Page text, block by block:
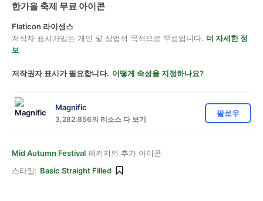
한가을 축제 무료 아이콘
Flaticon 라이센스
저작자 표시가있는 개인 및 상업적 목적으로 무료입니다. 더 자세한 정
보
저작권자 표시가 필요합니다. 어떻게 속성을 지정하나요?
Magnific
3,282,856의 리소스 다 보기
팔로우
Mid Autumn Festival 패키지의 추가 아이콘
스타일: Basic Straight Filled